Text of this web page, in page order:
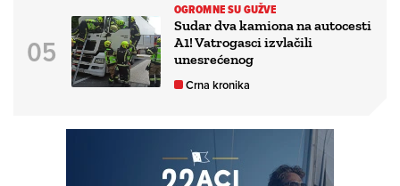
OGROMNE SU GUŽVE
Sudar dva kamiona na autocesti
A1! Vatrogasci izvlačili
unesrećenog
Crna kronika